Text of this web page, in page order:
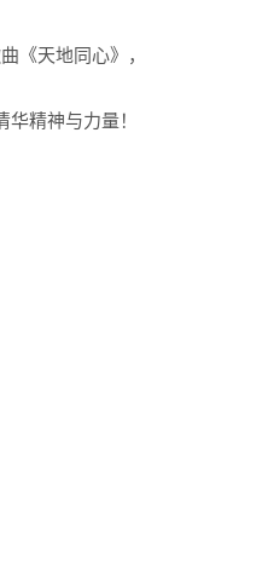
《天地同心》，
华精神与力量！